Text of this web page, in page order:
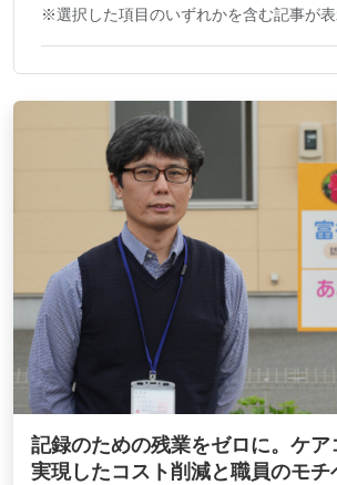
※選択した項目のいずれかを含む記事が表
記録のための残業をゼロに。ケア
実現したコスト削減と職員のモチ